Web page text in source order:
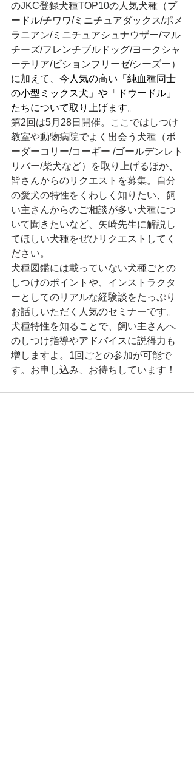
のJKC登録犬種TOP10の人気犬種（プ
ードル/チワワ/ミニチュアダックス/ポメ
ラニアン/ミニチュアシュナウザー/マル
チーズ/フレンチブルドッグ/ヨークシャ
ーテリア/ビションフリーゼ/シーズー）
に加えて、今 人気の高い「純血種同士
の小型ミックス犬」や「ドウードル」
たちについて取り上げます。
第2回は5月28日開催。ここではしつけ
教室や動物病院でよく出会う犬種（ボ
ーダーコリー/コーギー /ゴールデンレト
リバー/柴犬など）を取り上げるほか、
皆さんからのリクエストを募集。自分
の愛犬の特性をくわしく知りたい、飼
い主さんからのご相談が多い犬種につ
いて聞きたいなど、矢崎先生に解説し
てほしい犬種をぜひリクエストしてく
ださい。
犬種図鑑には載っていない犬種ごとの
しつけのポイントや、インストラクタ
ーとしてのリアルな経験談をたっぷり
お話しいただく人気のセミナーです。
犬種特性を知ることで、飼い主さんへ
のしつけ指導やアドバイスに説得力も
増しますよ。1回ごとの参加が可能で
す。お申し込み、お待ちしています！